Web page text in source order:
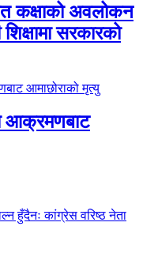
कक्षाको अवलोकन
शिक्षामा सरकारको
आक्रमणबाट